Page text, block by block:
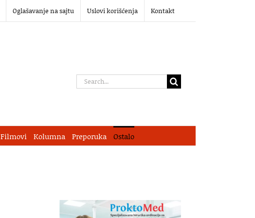
Oglašavanje na sajtu Uslovi korišćenja Kontakt
Search
Filmovi Kolumna Preporuka Ostalo